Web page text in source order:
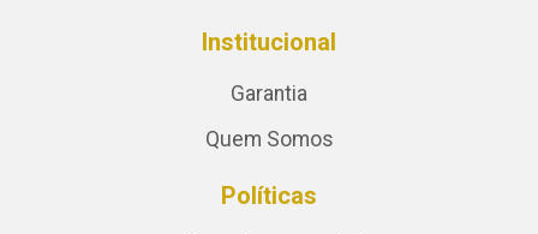
Institucional
Garantia
Quem Somos
Políticas